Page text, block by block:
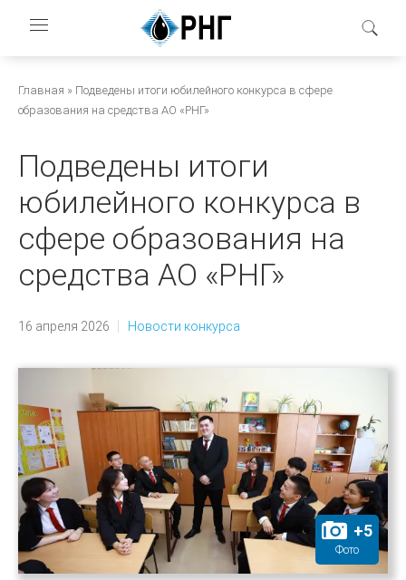
основному
Строка
Главная
Подведены итоги юбилейного конкурса в сфере
образования на средства АО «РНГ»
Подведены итоги
юбилейного конкурса в
сфере образования на
средства АО «РНГ»
16 апреля 2026 Новости конкурса
+5
Фото